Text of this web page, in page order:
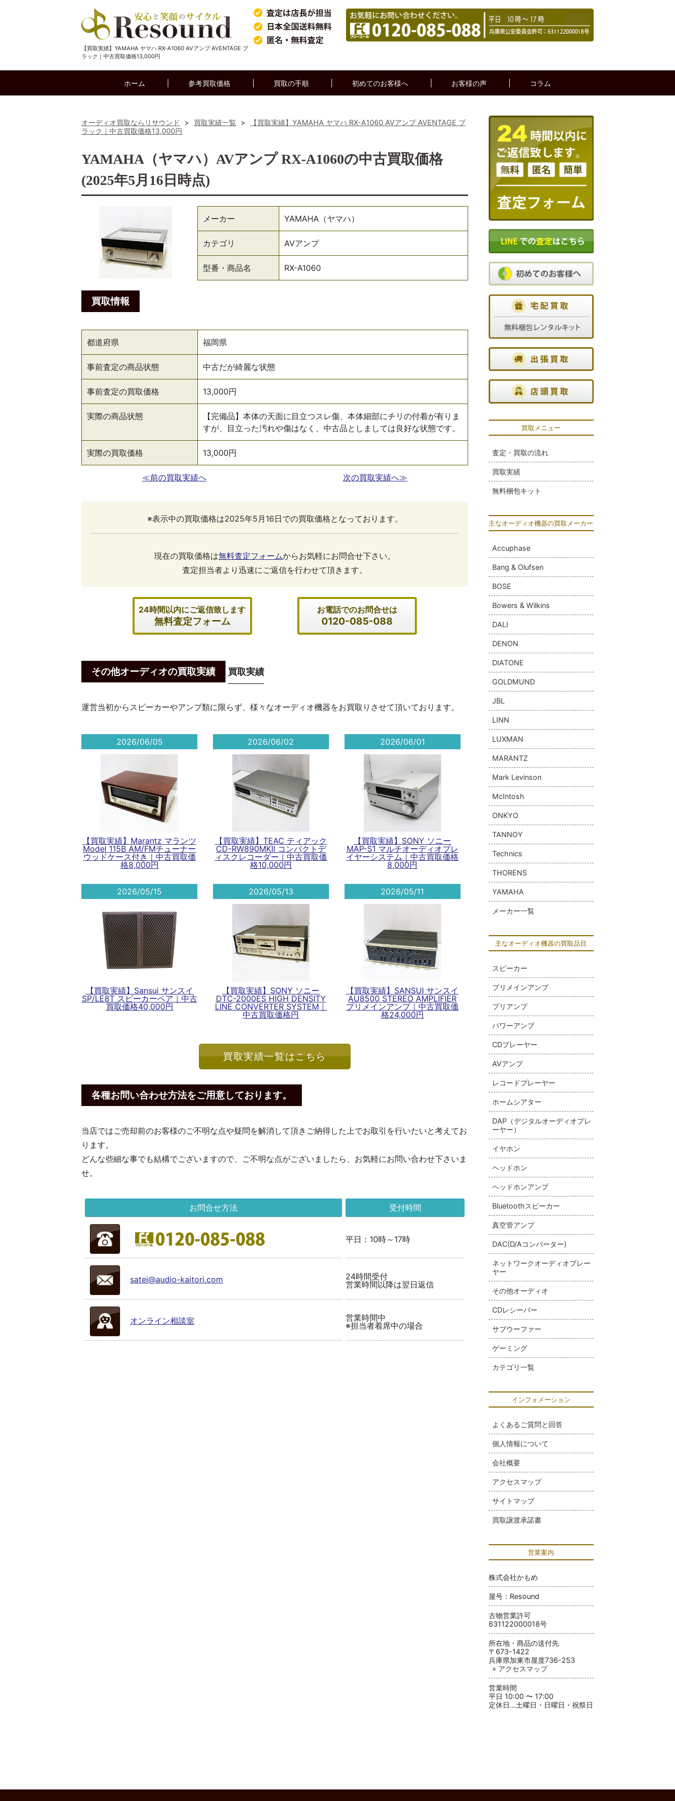
【買取実績】YAMAHA ヤマハ RX-A1060 AVアンプ AVENTAGE ブ
ラック｜中古買取価格13,000円
ホーム 参考買取価格 買取の手順 初めてのお客様へ お客様の声 コラム
オーディオ買取ならリサウンド > 買取実績一覧 >
【買取実績】YAMAHA ヤマハ RX-A1060 AVアンプ AVENTAGE ブ
ラック｜中古買取価格13,000円
YAMAHA（ヤマハ）AVアンプ RX-A1060の中古買取価格
(2025年5月16日時点)
メーカー YAMAHA（ヤマハ）
カテゴリ AVアンプ
型番・商品名 RX-A1060
買取情報
都道府県 福岡県
事前査定の商品状態 中古だが綺麗な状態
事前査定の買取価格 13,000円
実際の商品状態
【完備品】本体の天面に目立つスレ傷、本体細部にチリの付着が有りま
すが、目立った汚れや傷はなく、中古品としましては良好な状態です。
実際の買取価格 13,000円
≪前の買取実績へ 次の買取実績へ≫
※表示中の買取価格は2025年5月16日での買取価格となっております。
現在の買取価格は無料査定フォームからお気軽にお問合せ下さい。
査定担当者より迅速にご返信を行わせて頂きます。
24時間以内にご返信致します
無料査定フォーム
お電話でのお問合せは
0120-085-088
その他オーディオの買取実績 買取実績
運営当初からスピーカーやアンプ類に限らず、様々なオーディオ機器をお買取りさせて頂いております。
2026/06/05
【買取実績】Marantz マランツ
Model 115B AM/FMチューナー
ウッドケース付き｜中古買取価
格8,000円
2026/06/02
【買取実績】TEAC ティアック
CD-RW890MKII コンパクトデ
ィスクレコーダー｜中古買取価
格10,000円
2026/06/01
【買取実績】SONY ソニー
MAP-S1 マルチオーディオプレ
イヤーシステム｜中古買取価格
8,000円
2026/05/15
【買取実績】Sansui サンスイ
SP/LE8T スピーカーペア｜中古
買取価格40,000円
2026/05/13
【買取実績】SONY ソニー
DTC-2000ES HIGH DENSITY
LINE CONVERTER SYSTEM｜
中古買取価格円
2026/05/11
【買取実績】SANSUI サンスイ
AU8500 STEREO AMPLIFIER
プリメインアンプ｜中古買取価
格24,000円
買取実績一覧はこちら
各種お問い合わせ方法をご用意しております。
当店ではご売却前のお客様のご不明な点や疑問を解消して頂きご納得した上でお取引を行いたいと考えてお
ります。
どんな些細な事でも結構でございますので、ご不明な点がございましたら、お気軽にお問い合わせ下さいま
せ。
お問合せ方法 受付時間
平日：10時～17時
satei@audio-kaitori.com
24時間受付
営業時間以降は翌日返信
オンライン相談室
営業時間中
※担当者着席中の場合
買取メニュー
査定・買取の流れ
買取実績
無料梱包キット
主なオーディオ機器の買取メーカー
Accuphase
Bang & Olufsen
BOSE
Bowers & Wilkins
DALI
DENON
DIATONE
GOLDMUND
JBL
LINN
LUXMAN
MARANTZ
Mark Levinson
McIntosh
ONKYO
TANNOY
Technics
THORENS
YAMAHA
メーカー一覧
主なオーディオ機器の買取品目
スピーカー
プリメインアンプ
プリアンプ
パワーアンプ
CDプレーヤー
AVアンプ
レコードプレーヤー
ホームシアター
DAP（デジタルオーディオプレ
ーヤー）
イヤホン
ヘッドホン
ヘッドホンアンプ
Bluetoothスピーカー
真空管アンプ
DAC(D/Aコンバーター)
ネットワークオーディオプレー
ヤー
その他オーディオ
CDレシーバー
サブウーファー
ゲーミング
カテゴリ一覧
インフォメーション
よくあるご質問と回答
個人情報について
会社概要
アクセスマップ
サイトマップ
買取譲渡承諾書
営業案内
株式会社かもめ
屋号：Resound
古物営業許可
631122000018号
所在地・商品の送付先
〒673-1422
兵庫県加東市屋度736-253
» アクセスマップ
営業時間
平日 10:00 〜 17:00
定休日…土曜日・日曜日・祝祭日